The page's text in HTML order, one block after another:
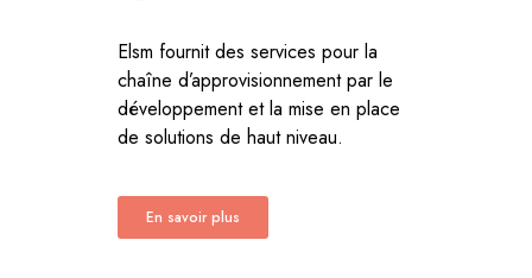
Elsm fournit des services pour la
chaîne d’approvisionnement par le
développement et la mise en place
de solutions de haut niveau.
En savoir plus